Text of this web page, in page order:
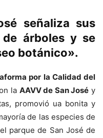
señaliza sus
de árboles y se
botánico».
por la Calidad del
la AAVV de San José y
promovió ua bonita y
de las especies de
parque de San José de